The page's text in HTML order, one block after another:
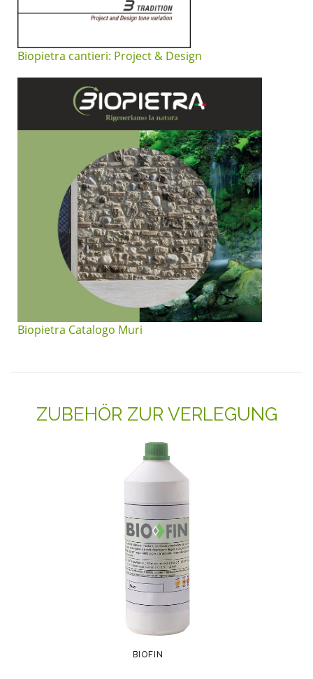
Biopietra cantieri: Project & Design
Biopietra Catalogo Muri
ZUBEHÖR ZUR VERLEGUNG
BIOFIN